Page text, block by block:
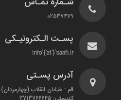
02537479
پسـت الـکترونیـکی
info`{`at`}`saafi.ir
آدرس پسـتی
کدپستی: 3713766645